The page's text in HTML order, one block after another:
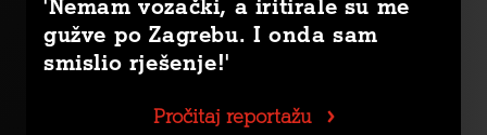
gužve po Zagrebu. I onda sam
smislio rješenje!'
Pročitaj reportažu